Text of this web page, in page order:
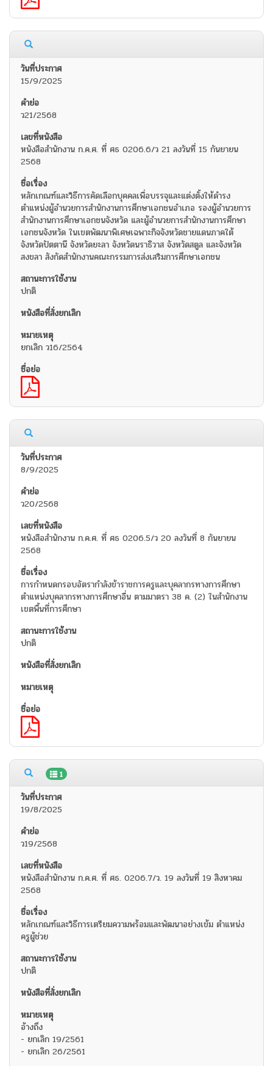
15/9/2025
ว21/2568
หนังสือสำนักงาน ก.ค.ศ. ที่ ศธ 0206.6/ว 21 ลงวันที่ 15 กันยายน
2568
หลักเกณฑ์และวิธีการคัดเลือกบุคคลเพื่อบรรจุและแต่งตั้งให้ดำรง
ตำแหน่งผู้อำนวยการสำนักงานการศึกษาเอกชนอำเภอ รองผู้อำนวยการ
สำนักงานการศึกษาเอกชนจังหวัด และผู้อำนวยการสำนักงานการศึกษา
เอกชนจังหวัด ในเขตพัฒนาพิเศษเฉพาะกิจจังหวัดชายแดนภาคใต้
จังหวัดปัตตานี จังหวัดยะลา จังหวัดนราธิวาส จังหวัดสตูล และจังหวัด
สงขลา สังกัดสำนักงานคณะกรรมการส่งเสริมการศึกษาเอกชน
ปกติ
ยกเลิก ว16/2564
8/9/2025
ว20/2568
หนังสือสำนักงาน ก.ค.ศ. ที่ ศธ 0206.5/ว 20 ลงวันที่ 8 กันยายน
2568
การกำหนดกรอบอัตรากำลังข้าราชการครูและบุคลากรทางการศึกษา
ตำแหน่งบุคลากรทางการศึกษาอื่น ตามมาตรา 38 ค. (2) ในสำนักงาน
เขตพื้นที่การศึกษา
ปกติ
1
19/8/2025
ว19/2568
หนังสือสำนักงาน ก.ค.ศ. ที่ ศธ. 0206.7/ว. 19 ลงวันที่ 19 สิงหาคม
2568
หลักเกณฑ์และวิธีการเตรียมความพร้อมและพัฒนาอย่างเข้ม ตำแหน่ง
ครูผู้ช่วย
ปกติ
อ้างถึง
- ยกเลิก 19/2561
- ยกเลิก 26/2561